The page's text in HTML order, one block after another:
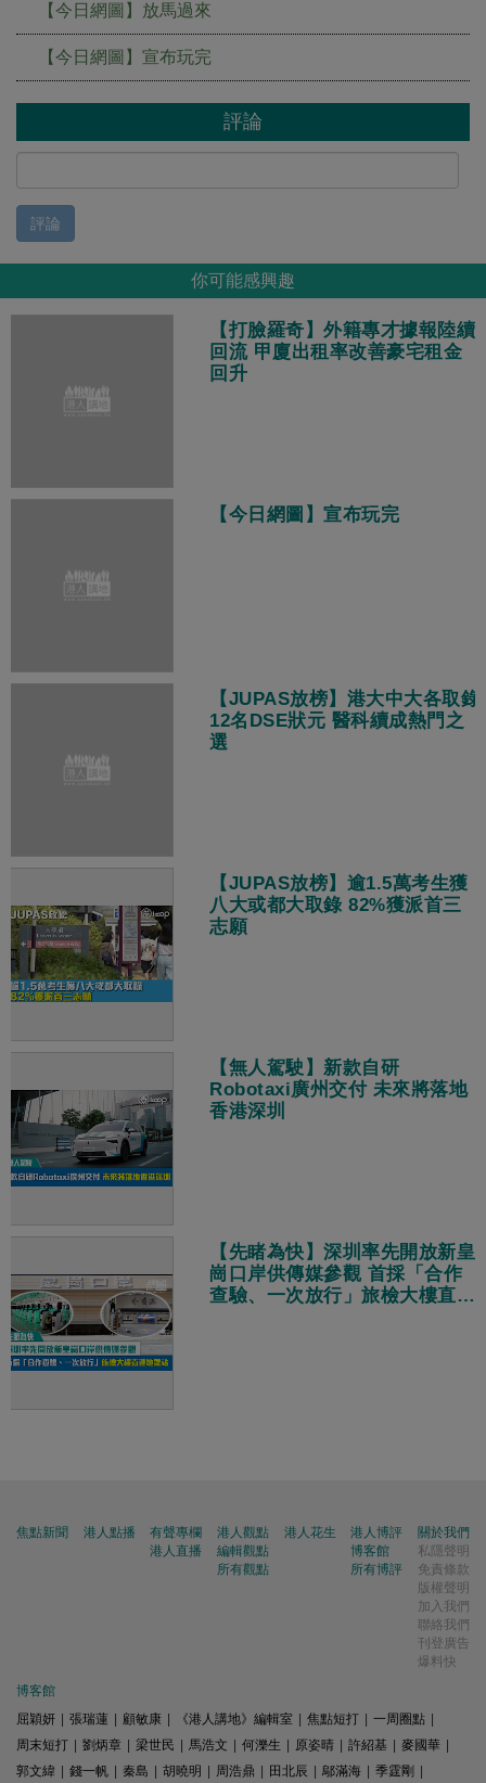
【今日網圖】放馬過來
【今日網圖】宣布玩完
評論
評論
你可能感興趣
【打臉羅奇】外籍專才據報陸續
回流 甲廈出租率改善豪宅租金
回升
【今日網圖】宣布玩完
【JUPAS放榜】港大中大各取錄
12名DSE狀元 醫科續成熱門之
選
【JUPAS放榜】逾1.5萬考生獲
八大或都大取錄 82%獲派首三
志願
【無人駕駛】新款自研
Robotaxi廣州交付 未來將落地
香港深圳
【先睹為快】深圳率先開放新皇
崗口岸供傳媒參觀 首採「合作
查驗、一次放行」旅檢大樓直連
焦點新聞 港人點播
有聲專欄
港人直播
港人觀點
編輯觀點
所有觀點
港人花生
港人博評
博客館
所有博評
關於我們
私隱聲明
免責條款
版權聲明
加入我們
聯絡我們
刊登廣告
爆料快
博客館
屈穎妍
張瑞蓮 顧敏康 《港人講地》編輯室 焦點短打 一周圈點
周末短打
劉炳章 梁世民 馬浩文 何濼生 原姿晴 許紹基 麥國華
郭文緯
錢一帆 秦島 胡曉明 周浩鼎 田北辰 鄔滿海 季霆剛